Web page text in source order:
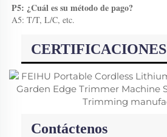
P5: ¿Cuál es su método de pago?
A5: T/T, L/C, etc.
CERTIFICACIONES
Contáctenos